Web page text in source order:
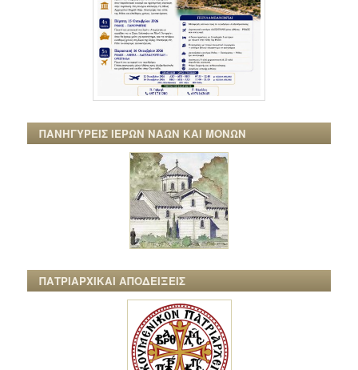
ΠΑΝΗΓΥΡΕΙΣ ΙΕΡΩΝ ΝΑΩΝ ΚΑΙ ΜΟΝΩΝ
ΠΑΤΡΙΑΡΧΙΚΑΙ ΑΠΟΔΕΙΞΕΙΣ